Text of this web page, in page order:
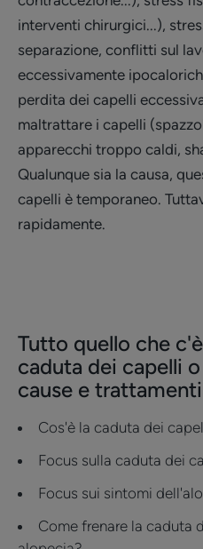
interventi chirurgici...),
separazione, conflitti sul
eccessivamente
perdita dei capelli
maltrattare i capelli
apparecchi troppo caldi,
Qualunque sia la causa,
capelli è temporaneo.
rapidamente.
Tutto quello che
caduta dei capelli o
cause e trattamenti
Cos'è la caduta dei
Focus sulla caduta dei
Focus sui sintomi
Come frenare la caduta